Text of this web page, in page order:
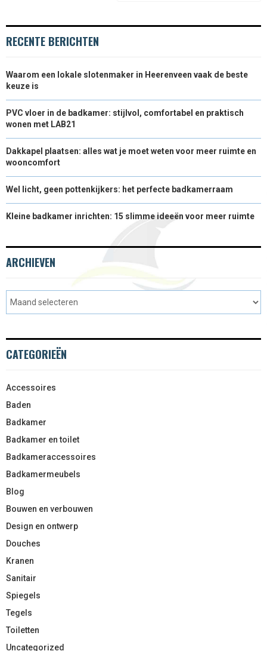
)
RECENTE BERICHTEN
Waarom een lokale slotenmaker in Heerenveen vaak de beste
keuze is
PVC vloer in de badkamer: stijlvol, comfortabel en praktisch
wonen met LAB21
Dakkapel plaatsen: alles wat je moet weten voor meer ruimte en
wooncomfort
Wel licht, geen pottenkijkers: het perfecte badkamerraam
Kleine badkamer inrichten: 15 slimme ideeën voor meer ruimte
ARCHIEVEN
CATEGORIEËN
Accessoires
Baden
Badkamer
Badkamer en toilet
Badkameraccessoires
Badkamermeubels
Blog
Bouwen en verbouwen
Design en ontwerp
Douches
Kranen
Sanitair
Spiegels
Tegels
Toiletten
Uncategorized